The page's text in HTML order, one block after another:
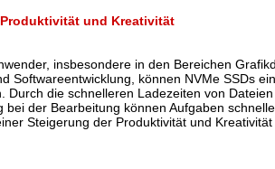
und Kreativität
insbesondere in den Bereichen
Softwareentwicklung, können NVMe SSDs
Durch die schnelleren Ladezeiten von
bei der Bearbeitung können Aufgaben
Steigerung der Produktivität und